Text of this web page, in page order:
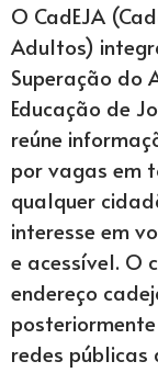
O CadEJA
Adultos)
Superação do
Educação de
reúne
por vagas em
qualquer
interesse em
e acessível. O
endereço
redes públicas